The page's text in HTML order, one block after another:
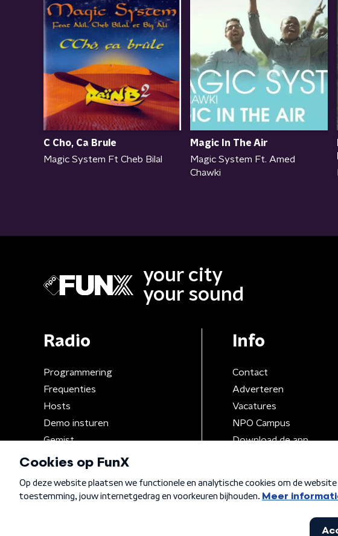
C Cho, Ca Brule
Magic System Ft Cheb Bilal
Magic In The Air
Magic System Ft. Amed
Chawki
your city
your sound
Radio
Programmering
Frequenties
Hosts
Demo insturen
Gemist
Info
Contact
Adverteren
Vacatures
NPO Campus
Download de app
Algemene voorwaarden Privacybeleid